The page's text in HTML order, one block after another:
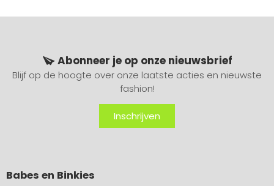
Abonneer je op onze nieuwsbrief
Blijf op de hoogte over onze laatste acties en nieuwste
fashion!
Inschrijven
Babes en Binkies